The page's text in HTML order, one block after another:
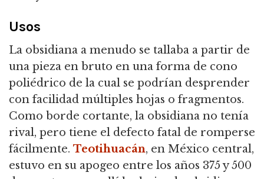
Usos
La obsidiana a menudo se tallaba a partir de
una pieza en bruto en una forma de cono
poliédrico de la cual se podrían desprender
con facilidad múltiples hojas o fragmentos.
Como borde cortante, la obsidiana no tenía
rival, pero tiene el defecto fatal de romperse
fácilmente. Teotihuacán, en México central,
estuvo en su apogeo entre los años 375 y 500